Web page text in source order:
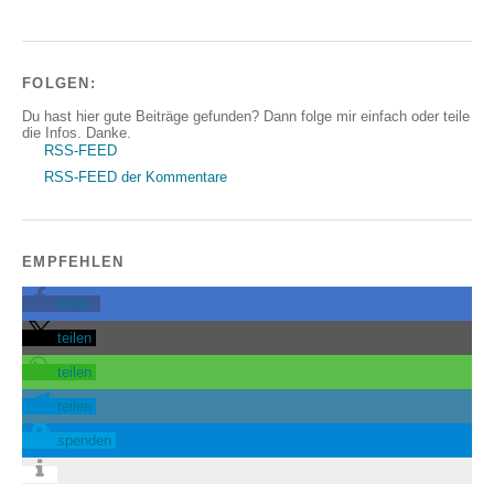
FOLGEN:
Du hast hier gute Beiträge gefunden? Dann folge mir einfach oder teile
die Infos. Danke.
RSS-FEED
RSS-FEED der Kommentare
EMPFEHLEN
teilen
teilen
teilen
teilen
spenden